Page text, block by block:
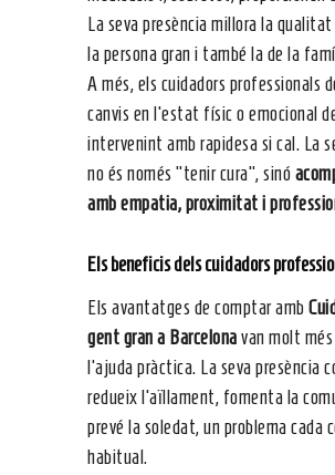
La seva presència millora la
la persona gran i també la de la
A més, els cuidadors professionals
canvis en l’estat físic o emocional
intervenint amb rapidesa si cal. La
no és només “tenir cura”, sinó
amb empatia, proximitat i
Els beneficis delscuidadors
Els avantatges de comptar amb
gent gran a Barcelona van molt
l’ajuda pràctica. La seva presència
redueix l’aïllament, fomenta la
prevé la soledat, un problema cada
habitual.